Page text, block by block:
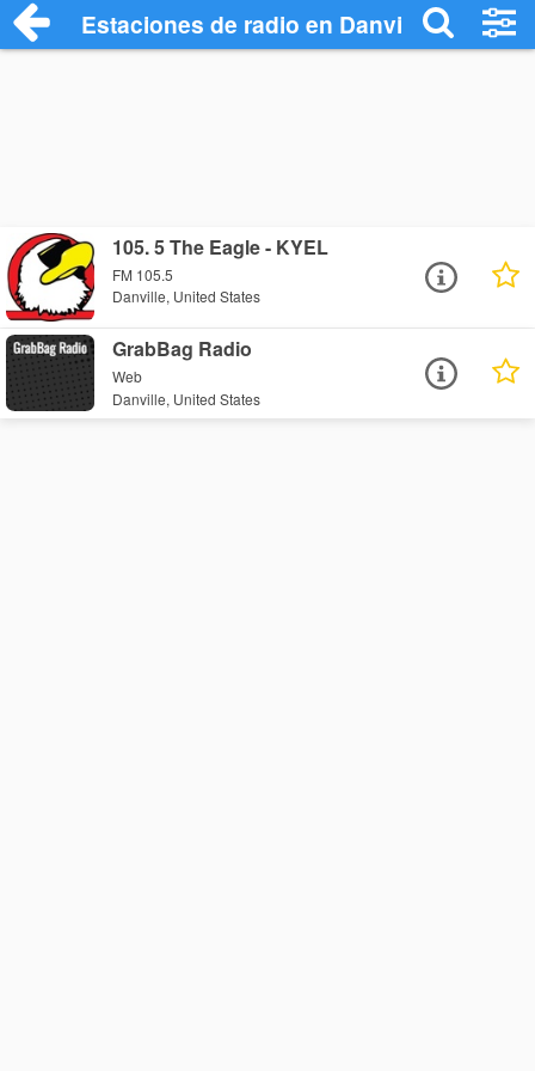
Estaciones de radio en Danville -
105. 5 The Eagle - KYEL
FM 105.5
Danville, United States
GrabBag Radio
Web
Danville, United States